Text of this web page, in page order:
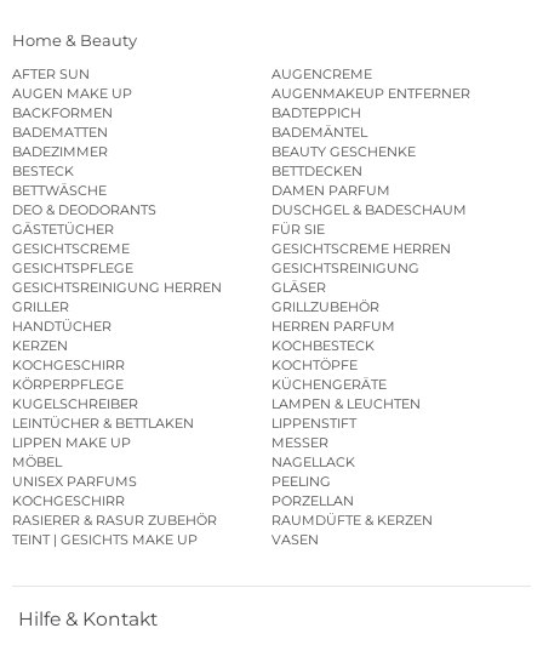
Home & Beauty
AFTER SUN
AUGENCREME
AUGEN MAKE UP
AUGENMAKEUP ENTFERNER
BACKFORMEN
BADTEPPICH
BADEMATTEN
BADEMÄNTEL
BADEZIMMER
BEAUTY GESCHENKE
BESTECK
BETTDECKEN
BETTWÄSCHE
DAMEN PARFUM
DEO & DEODORANTS
DUSCHGEL & BADESCHAUM
GÄSTETÜCHER
FÜR SIE
GESICHTSCREME
GESICHTSCREME HERREN
GESICHTSPFLEGE
GESICHTSREINIGUNG
GESICHTSREINIGUNG HERREN
GLÄSER
GRILLER
GRILLZUBEHÖR
HANDTÜCHER
HERREN PARFUM
KERZEN
KOCHBESTECK
KOCHGESCHIRR
KOCHTÖPFE
KÖRPERPFLEGE
KÜCHENGERÄTE
KUGELSCHREIBER
LAMPEN & LEUCHTEN
LEINTÜCHER & BETTLAKEN
LIPPENSTIFT
LIPPEN MAKE UP
MESSER
MÖBEL
NAGELLACK
UNISEX PARFUMS
PEELING
KOCHGESCHIRR
PORZELLAN
RASIERER & RASUR ZUBEHÖR
RAUMDÜFTE & KERZEN
TEINT | GESICHTS MAKE UP
VASEN
Hilfe & Kontakt